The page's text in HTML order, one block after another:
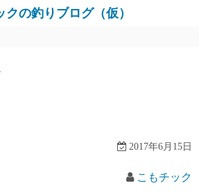
クの釣りブログ（仮）
2017年6月15日
こもチック